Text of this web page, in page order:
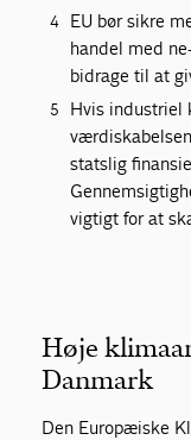
EU bør sikre
handel med
bidrage til at
Hvis industriel
statslig
vigtigt for at
Høje
Danmark
Den Europæiske